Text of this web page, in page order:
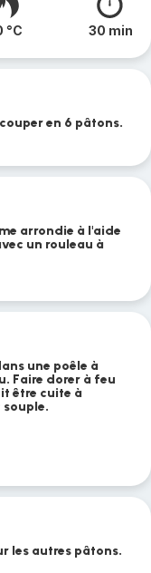
°C 30 min
en 6 pâtons.
arrondie à l'aide
un rouleau à
une poêle à
Faire dorer à feu
être cuite à
les autres pâtons.